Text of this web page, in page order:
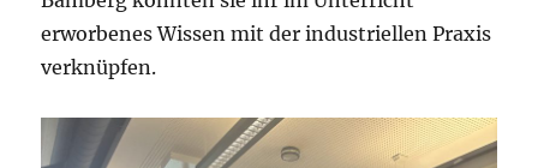
erworbenes Wissen mit der industriellen Praxis
verknüpfen.